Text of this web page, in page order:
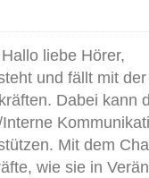
liebe Hörer,
und fällt mit
Dabei kann
Mit dem
wie sie in